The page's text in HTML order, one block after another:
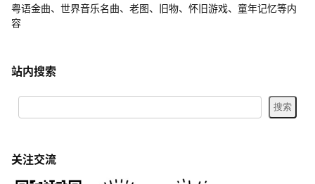
粤语金曲、世界音乐名曲、老图、旧物、怀旧游戏、童年记忆等内
容
站内搜索
关注交流